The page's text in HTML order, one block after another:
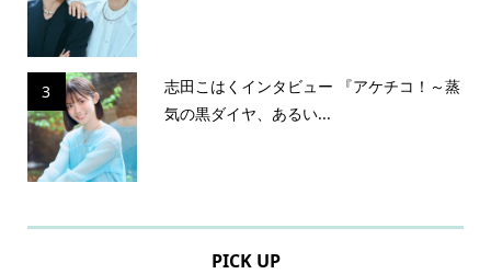
3
志田こはくインタビュー 『アケチコ！～蒸
気の黒ダイヤ、あるい...
PICK UP